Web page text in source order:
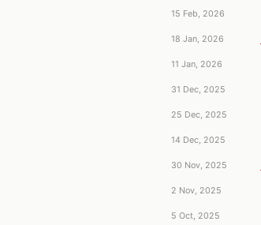
15 Feb, 2026
18 Jan, 2026
11 Jan, 2026
31 Dec, 2025
25 Dec, 2025
14 Dec, 2025
30 Nov, 2025
2 Nov, 2025
5 Oct, 2025